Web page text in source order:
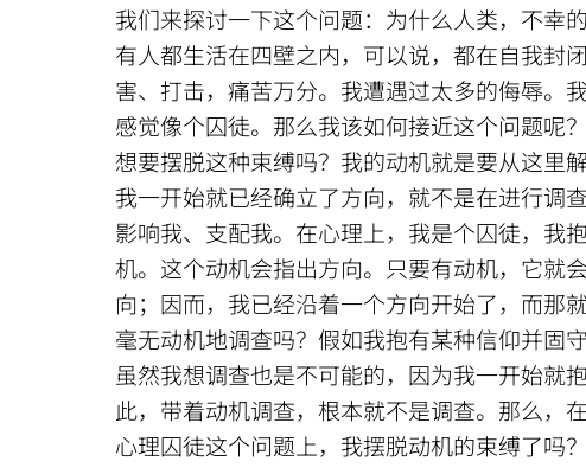
我们来探讨一下这个问题：为什么人类，不幸
有人都生活在四壁之内，可以说，都在自我封
害、打击，痛苦万分。我遭遇过太多的侮辱。
感觉像个囚徒。那么我该如何接近这个问题呢
想要摆脱这种束缚吗？我的动机就是要从这里
我一开始就已经确立了方向，就不是在进行调
影响我、支配我。在心理上，我是个囚徒，我
机。这个动机会指出方向。只要有动机，它就
向；因而，我已经沿着一个方向开始了，而那
毫无动机地调查吗？假如我抱有某种信仰并固
虽然我想调查也是不可能的，因为我一开始就
此，带着动机调查，根本就不是调查。那么，
心理囚徒这个问题上，我摆脱动机的束缚了吗？